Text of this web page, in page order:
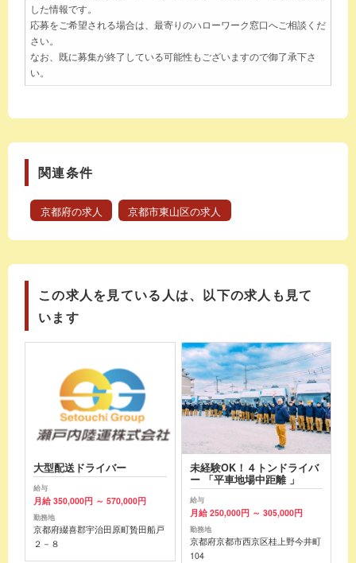
した情報です。
応募をご希望される場合は、最寄りのハローワーク窓口へご相談くだ
さい。
なお、既に募集が終了している可能性もございますので御了承下さ
い。
関連条件
京都府の求人 京都市東山区の求人
この求人を見ている人は、以下の求人も見て
います
大型配送ドライバー
給与
月給 350,000円 ～ 570,000円
勤務地
京都府綴喜郡宇治田原町贄田船戸
２－８
未経験OK！４トンドライバ
ー 「平車地場中距離 」
給与
月給 250,000円 ～ 305,000円
勤務地
京都府京都市西京区桂上野今井町
104